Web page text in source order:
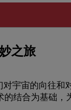
之旅
宇宙的向往和
结合为基础，